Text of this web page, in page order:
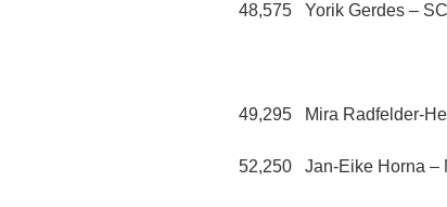
48,575 Yorik Gerdes –
49,295 Mira Radfelder-
52,250 Jan-Eike Horna –